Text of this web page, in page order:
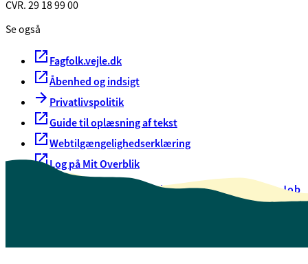
CVR. 29 18 99 00
Se også
Fagfolk.vejle.dk
Åbenhed og indsigt
Privatlivspolitik
Guide til oplæsning af tekst
Webtilgængelighedserklæring
Log på Mit Overblik
Oversigt over selvbetjeningJob